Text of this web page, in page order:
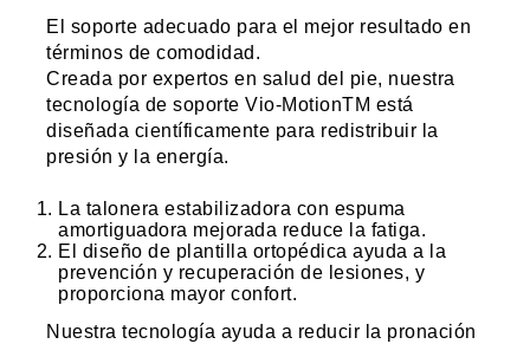
El soporte adecuado para el mejor resultado en
términos de comodidad.
Creada por expertos en salud del pie, nuestra
tecnología de soporte Vio-MotionTM está
diseñada científicamente para redistribuir la
presión y la energía.
La talonera estabilizadora con espuma
amortiguadora mejorada reduce la fatiga.
El diseño de plantilla ortopédica ayuda a la
prevención y recuperación de lesiones, y
proporciona mayor confort.
Nuestra tecnología ayuda a reducir la pronación